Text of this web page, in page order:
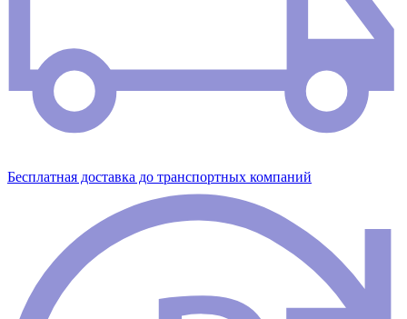
Бесплатная доставка до транспортных компаний